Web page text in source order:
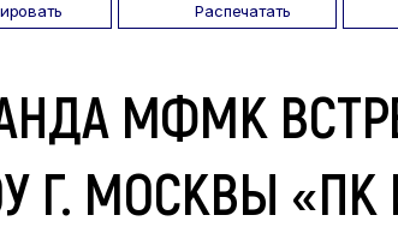
Распечатать
МФМК
Г. МОСКВЫ